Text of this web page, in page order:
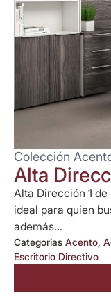
Colección
Alta
Alta Dirección 1
ideal para quien
además...
Categorias Acento,
Escritorio Directivo